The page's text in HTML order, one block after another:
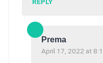
Prema
April 17, 2022 at